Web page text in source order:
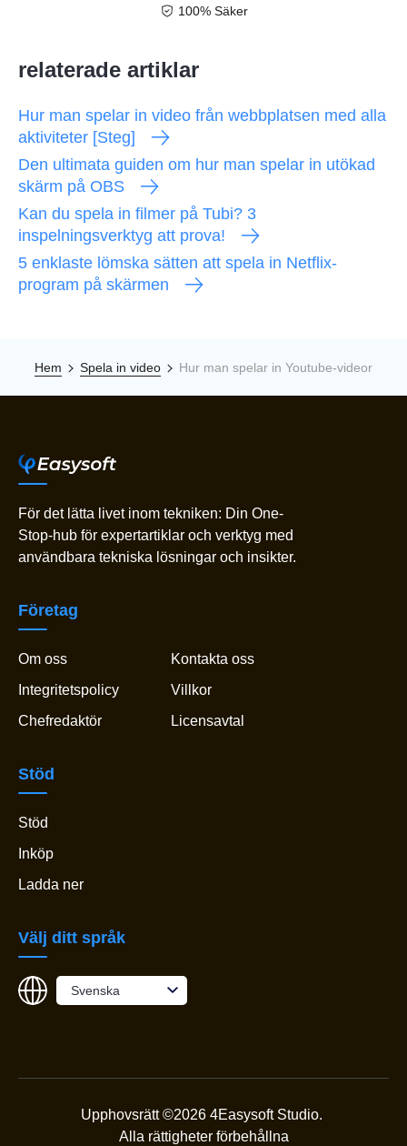
100% Säker
relaterade artiklar
Hur man spelar in video från webbplatsen med alla
aktiviteter [Steg]
Den ultimata guiden om hur man spelar in utökad
skärm på OBS
Kan du spela in filmer på Tubi? 3
inspelningsverktyg att prova!
5 enklaste lömska sätten att spela in Netflix-
program på skärmen
Hem Spela in video Hur man spelar in Youtube-videor
För det lätta livet inom tekniken: Din One-
Stop-hub för expertartiklar och verktyg med
användbara tekniska lösningar och insikter.
Företag
Om oss
Kontakta oss
Integritetspolicy
Villkor
Chefredaktör
Licensavtal
Stöd
Stöd
Inköp
Ladda ner
Välj ditt språk
Svenska
Upphovsrätt ©2026 4Easysoft Studio.
Alla rättigheter förbehållna